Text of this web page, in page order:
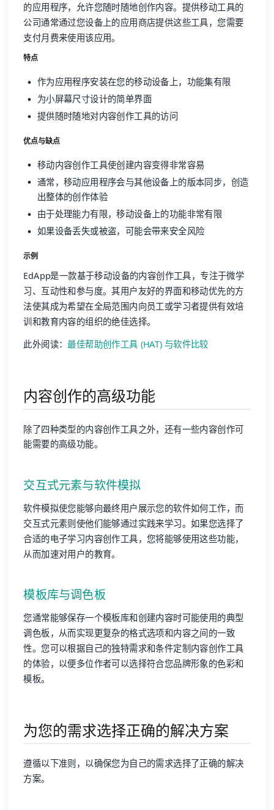
的应用程序，允许您随时随地创作内容。提供移动工具的
公司通常通过您设备上的应用商店提供这些工具，您需要
支付月费来使用该应用。
特点
作为应用程序安装在您的移动设备上，功能集有限
为小屏幕尺寸设计的简单界面
提供随时随地对内容创作工具的访问
优点与缺点
移动内容创作工具使创建内容变得非常容易
通常，移动应用程序会与其他设备上的版本同步，创造
出整体的创作体验
由于处理能力有限，移动设备上的功能非常有限
如果设备丢失或被盗，可能会带来安全风险
示例
EdApp是一款基于移动设备的内容创作工具，专注于微学
习、互动性和参与度。其用户友好的界面和移动优先的方
法使其成为希望在全局范围内向员工或学习者提供有效培
训和教育内容的组织的绝佳选择。
此外阅读：最佳帮助创作工具 (HAT) 与软件比较
内容创作的高级功能
除了四种类型的内容创作工具之外，还有一些内容创作可
能需要的高级功能。
交互式元素与软件模拟
软件模拟使您能够向最终用户展示您的软件如何工作，而
交互式元素则使他们能够通过实践来学习。如果您选择了
合适的电子学习内容创作工具，您将能够使用这些功能，
从而加速对用户的教育。
模板库与调色板
您通常能够保存一个模板库和创建内容时可能使用的典型
调色板，从而实现更复杂的格式选项和内容之间的一致
性。您可以根据自己的独特需求和条件定制内容创作工具
的体验，以便多位作者可以选择符合您品牌形象的色彩和
模板。
为您的需求选择正确的解决方案
遵循以下准则，以确保您为自己的需求选择了正确的解决
方案。